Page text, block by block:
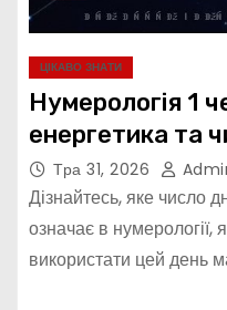
ЦІКАВО ЗНАТИ
Нумерологія 1
енергетика та
Тра 31, 2026
Дізнайтесь, яке число
означає в нумерології,
використати цей день